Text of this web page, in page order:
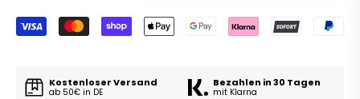
Kostenloser Versand
ab 50€ in DE
Bezahlen in 30 Tagen
mit Klarna